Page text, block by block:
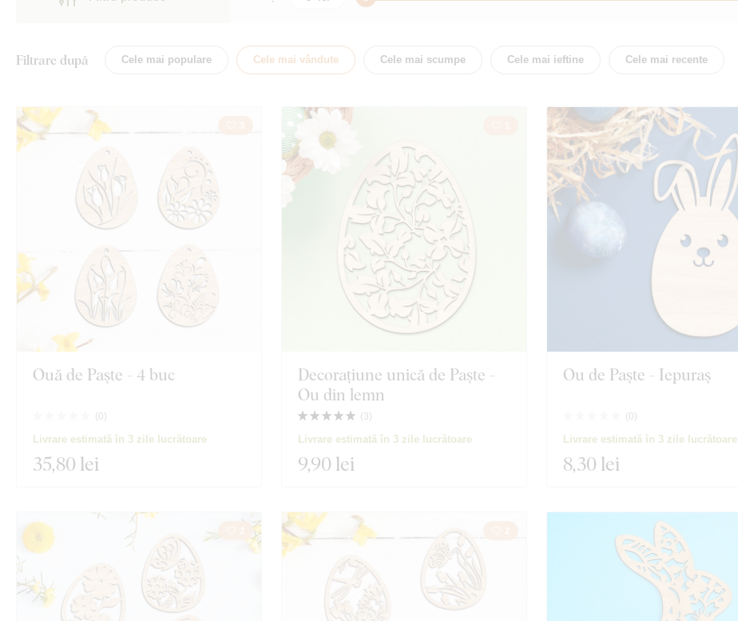
Față
Orientare
Text propriu
Tehnologia producției
Exclusivitate
Adâncime
Motiv
Budism
Inima
Coroană Film
Mâncare și băuturi
Vizualizare 135 produse Închidere filtrul
Filtrare după Cele mai populare Cele mai vândute Cele mai scumpe Cele mai ieftine Cele mai recente
Ouă de Paște - 4 buc
( 0)
Livrare estimată în 3 zile lucrătoare
35,80 lei
Decorațiune unică de Paște -
Ou din lemn
(3)
Livrare estimată în 3 zile lucrătoare
9,90 lei
Ou de Paște - Iepuraș
( 0)
Livrare estimată în 3 zile lucrătoare
8,30 lei